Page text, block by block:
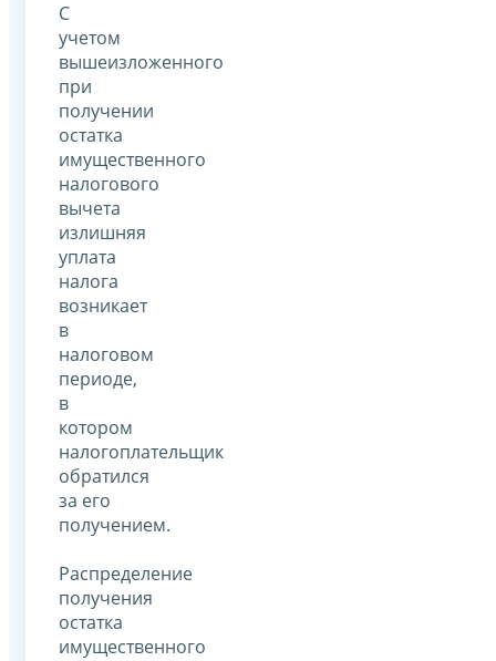
С
учетом
вышеизложенного
при
получении
остатка
имущественного
налогового
вычета
излишняя
уплата
налога
возникает
в
налоговом
периоде,
в
котором
налогоплательщик
обратился
за его
получением.
Распределение
получения
остатка
имущественного